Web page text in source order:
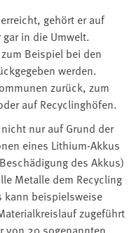
gehört er auf
in die Umwelt.
Beispiel bei den
werden.
zurück, zum
auf Recyclinghöfen.
nur auf Grund der
eines Lithium-Akkus
des Akkus)
Metalle dem Recycling
kann beispielsweise
zugeführt
von 20 sogenannten